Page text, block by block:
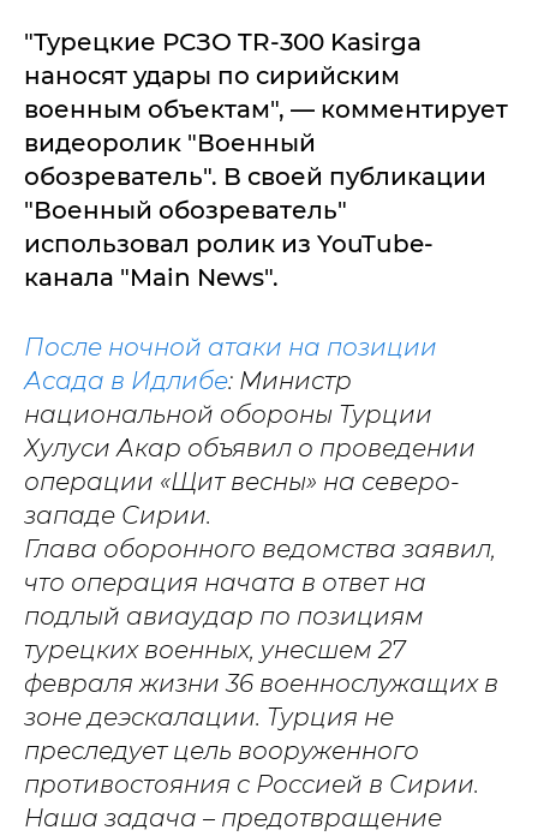
"Турецкие РСЗО TR-300 Kasirga
наносят удары по сирийским
военным объектам", — комментирует
видеоролик "Военный
обозреватель". В своей публикации
"Военный обозреватель"
использовал ролик из YouTube-
канала "Main News".
После ночной атаки на позиции
Асада в Идлибе: Министр
национальной обороны Турции
Хулуси Акар объявил о проведении
операции «Щит весны» на северо-
западе Сирии.
Глава оборонного ведомства заявил,
что операция начата в ответ на
подлый авиаудар по позициям
турецких военных, унесшем 27
февраля жизни 36 военнослужащих в
зоне деэскалации. Турция не
преследует цель вооруженного
противостояния с Россией в Сирии.
Наша задача – предотвращение